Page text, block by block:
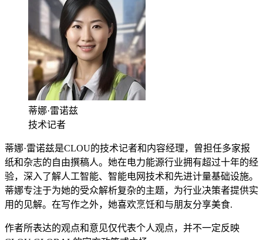
蒂娜·雷诺兹
技术记者
蒂娜·雷诺兹是CLOU的技术记者和内容经理，曾担任多家报
纸和杂志的自由撰稿人。她在电力能源行业拥有超过十年的经
验，深入了解人工智能、智能电网技术和先进计量基础设施。
蒂娜专注于为她的受众解析复杂的主题，为行业决策者提供实
用的见解。在写作之外，她喜欢烹饪和与朋友分享美食.
作者所表达的观点和意见仅代表个人观点，并不一定反映